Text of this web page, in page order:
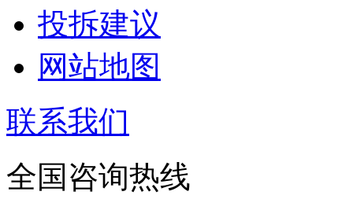
投拆建议
网站地图
联系我们
全国咨询热线